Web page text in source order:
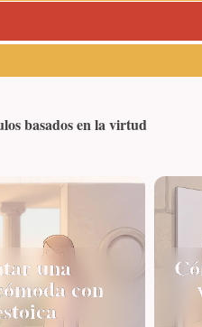
basados en la virtud
una
con